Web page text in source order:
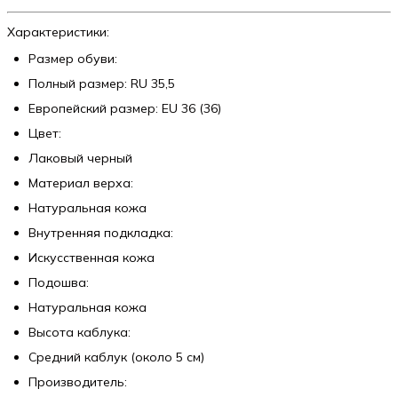
Характеристики:
Размер обуви:
Полный размер: RU 35,5
Европейский размер: EU 36 (36)
Цвет:
Лаковый черный
Материал верха:
Натуральная кожа
Внутренняя подкладка:
Искусственная кожа
Подошва:
Натуральная кожа
Высота каблука:
Средний каблук (около 5 см)
Производитель: